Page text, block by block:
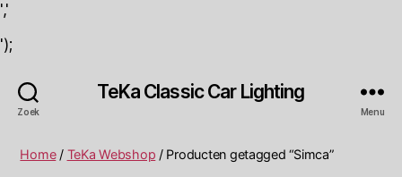
','
');
Zoek
TeKa Classic Car Lighting
Menu
Home/ TeKa Webshop / Producten getagged “Simca”